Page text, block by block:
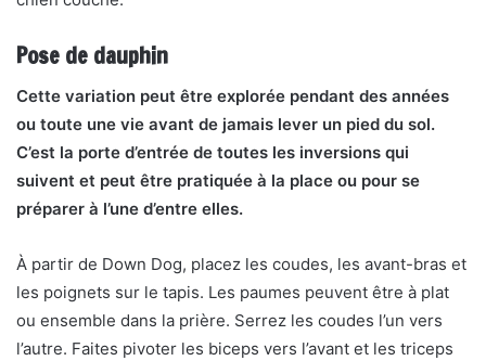
Pose de dauphin
Cette variation peut être explorée pendant des années
ou toute une vie avant de jamais lever un pied du sol.
C’est la porte d’entrée de toutes les inversions qui
suivent et peut être pratiquée à la place ou pour se
préparer à l’une d’entre elles.
À partir de Down Dog, placez les coudes, les avant-bras et
les poignets sur le tapis. Les paumes peuvent être à plat
ou ensemble dans la prière. Serrez les coudes l’un vers
l’autre. Faites pivoter les biceps vers l’avant et les triceps